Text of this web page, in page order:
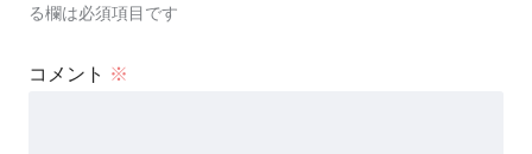
る欄は必須項目です
コメント ※